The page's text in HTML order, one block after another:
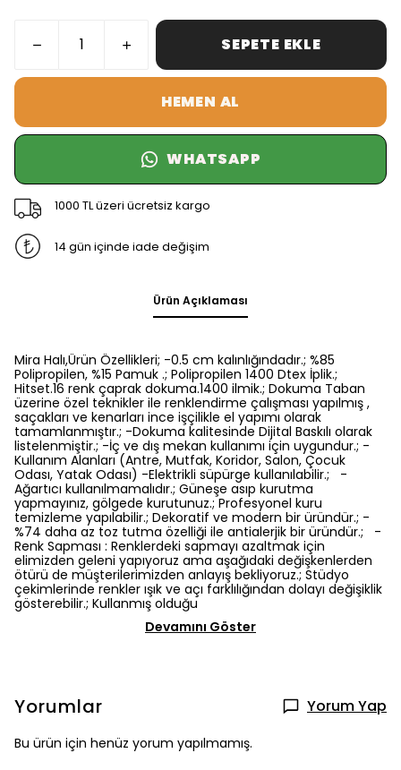
SEPETE EKLE
HEMEN AL
WHATSAPP
1000 TL üzeri ücretsiz kargo
14 gün içinde iade değişim
Ürün Açıklaması
Mira Halı,Ürün Özellikleri; -0.5 cm kalınlığındadır.; %85
Polipropilen, %15 Pamuk .; Polipropilen 1400 Dtex İplik.;
Hitset.16 renk çaprak dokuma.1400 ilmik.; Dokuma Taban
üzerine özel teknikler ile renklendirme çalışması yapılmış ,
saçakları ve kenarları ince işçilikle el yapımı olarak
tamamlanmıştır.; -Dokuma kalitesinde Dijital Baskılı olarak
listelenmiştir.; -İç ve dış mekan kullanımı için uygundur.; -
Kullanım Alanları (Antre, Mutfak, Koridor, Salon, Çocuk
Odası, Yatak Odası) -Elektrikli süpürge kullanılabilir.; -
Ağartıcı kullanılmamalıdır.; Güneşe asıp kurutma
yapmayınız, gölgede kurutunuz.; Profesyonel kuru
temizleme yapılabilir.; Dekoratif ve modern bir üründür.; -
%74 daha az toz tutma özelliği ile antialerjik bir üründür.; -
Renk Sapması : Renklerdeki sapmayı azaltmak için
elimizden geleni yapıyoruz ama aşağıdaki değişkenlerden
ötürü de müşterilerimizden anlayış bekliyoruz.; Stüdyo
çekimlerinde renkler ışık ve açı farklılığından dolayı değişiklik
gösterebilir.; Kullanmış olduğu
Devamını Göster
Yorumlar Yorum Yap
Bu ürün için henüz yorum yapılmamış.